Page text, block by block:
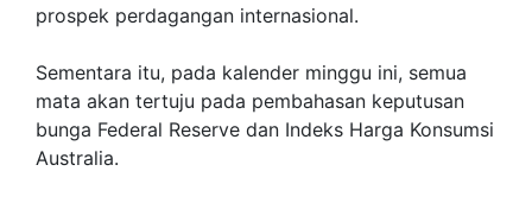
prospek perdagangan internasional.
Sementara itu, pada kalender minggu ini, semua
mata akan tertuju pada pembahasan keputusan
bunga Federal Reserve dan Indeks Harga Konsumsi
Australia.